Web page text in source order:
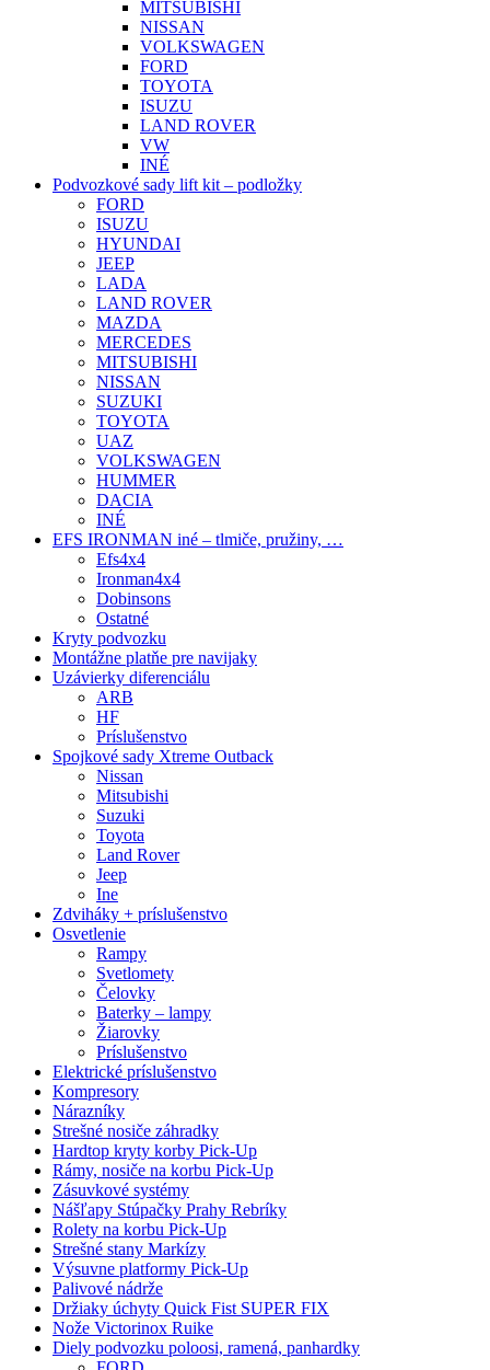
MITSUBISHI
NISSAN
VOLKSWAGEN
FORD
TOYOTA
ISUZU
LAND ROVER
VW
INÉ
Podvozkové sady lift kit – podložky
FORD
ISUZU
HYUNDAI
JEEP
LADA
LAND ROVER
MAZDA
MERCEDES
MITSUBISHI
NISSAN
SUZUKI
TOYOTA
UAZ
VOLKSWAGEN
HUMMER
DACIA
INÉ
EFS IRONMAN iné – tlmiče, pružiny, …
Efs4x4
Ironman4x4
Dobinsons
Ostatné
Kryty podvozku
Montážne platňe pre navijaky
Uzávierky diferenciálu
ARB
HF
Príslušenstvo
Spojkové sady Xtreme Outback
Nissan
Mitsubishi
Suzuki
Toyota
Land Rover
Jeep
Ine
Zdviháky + príslušenstvo
Osvetlenie
Rampy
Svetlomety
Čelovky
Baterky – lampy
Žiarovky
Príslušenstvo
Elektrické príslušenstvo
Kompresory
Nárazníky
Strešné nosiče záhradky
Hardtop kryty korby Pick-Up
Rámy, nosiče na korbu Pick-Up
Zásuvkové systémy
Nášľapy Stúpačky Prahy Rebríky
Rolety na korbu Pick-Up
Strešné stany Markízy
Výsuvne platformy Pick-Up
Palivové nádrže
Držiaky úchyty Quick Fist SUPER FIX
Nože Victorinox Ruike
Diely podvozku poloosi, ramená, panhardky